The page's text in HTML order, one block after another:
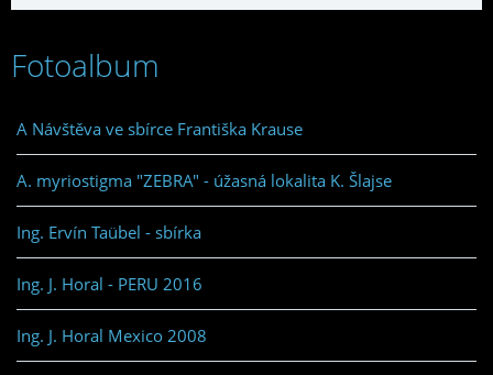
Fotoalbum
A Návštěva ve sbírce Františka Krause
A. myriostigma "ZEBRA" - úžasná lokalita K. Šlajse
Ing. Ervín Taübel - sbírka
Ing. J. Horal - PERU 2016
Ing. J. Horal Mexico 2008